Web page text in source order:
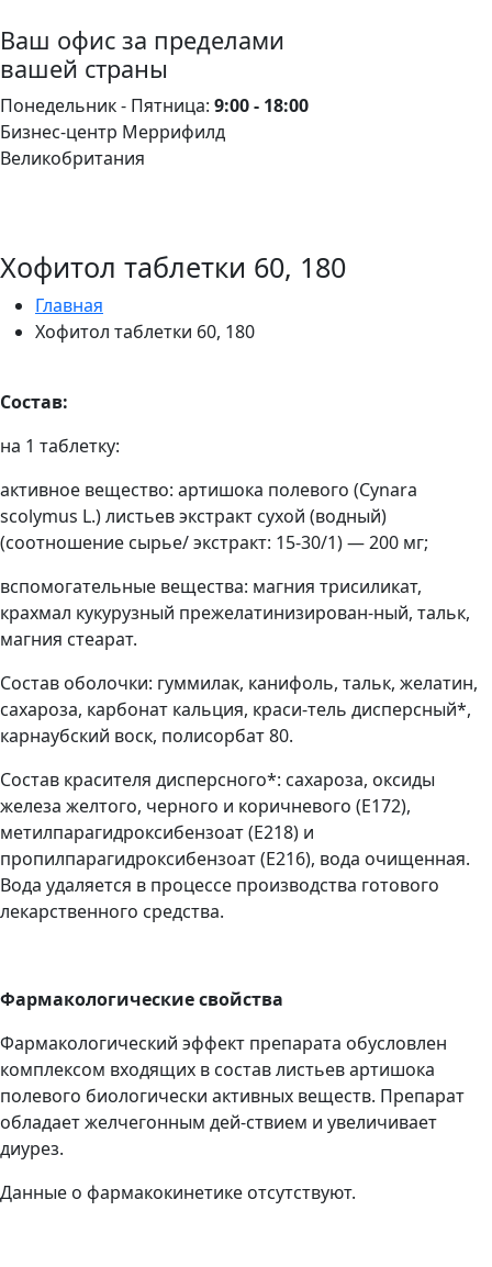
Ваш офис за пределами
вашей страны
Понедельник - Пятница: 9:00 - 18:00
Бизнес-центр Меррифилд
Великобритания
Хофитол таблетки 60, 180
Главная
Хофитол таблетки 60, 180
Состав:
на 1 таблетку:
активное вещество: артишока полевого (Cynara
scolymus L.) листьев экстракт сухой (водный)
(соотношение сырье/ экстракт: 15-30/1) — 200 мг;
вспомогательные вещества: магния трисиликат,
крахмал кукурузный прежелатинизирован-ный, тальк,
магния стеарат.
Состав оболочки: гуммилак, канифоль, тальк, желатин,
сахароза, карбонат кальция, краси-тель дисперсный*,
карнаубский воск, полисорбат 80.
Состав красителя дисперсного*: сахароза, оксиды
железа желтого, черного и коричневого (E172),
метилпарагидроксибензоат (Е218) и
пропилпарагидроксибензоат (E216), вода очищенная.
Вода удаляется в процессе производства готового
лекарственного средства.
Фармакологические свойства
Фармакологический эффект препарата обусловлен
комплексом входящих в состав листьев артишока
полевого биологически активных веществ. Препарат
обладает желчегонным дей-ствием и увеличивает
диурез.
Данные о фармакокинетике отсутствуют.